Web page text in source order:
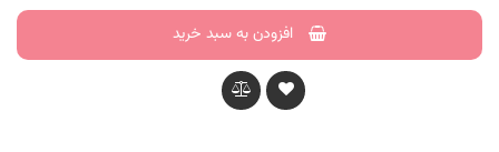
افزودن به سبد خرید